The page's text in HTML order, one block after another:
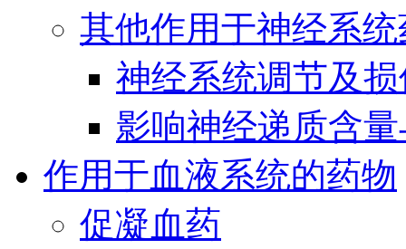
其他作用于神经系统
神经系统调节及
影响神经递质含
作用于血液系统的药物
促凝血药